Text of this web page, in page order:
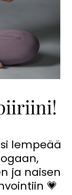
lempeää
ja naisen
💗